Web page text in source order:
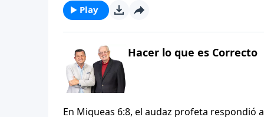
embargo, tal parece que todo lo que nos
ejemplos bíblicos sobre estos actos
Play
Hacer lo que es Correcto
En Miqueas 6:8, el audaz profeta respondió